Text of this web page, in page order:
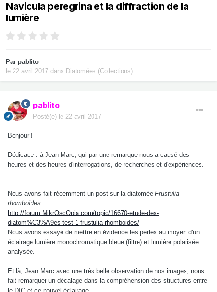
Navicula peregrina et la diffraction de la
lumière
Par pablito
le 22 avril 2017 dans Diatomées (Collections)
pablito
Posté(e) le 22 avril 2017
Bonjour !
Dédicace : à Jean Marc, qui par une remarque nous a causé des
heures et des heures d'interrogations, de recherches et d'expériences.
Nous avons fait récemment un post sur la diatomée Frustulia
rhomboïdes. :
http://forum.MikrOscOpia.com/topic/16670-etude-des-
diatom%C3%A9es-test-1-frustulia-rhomboides/
Nous avons essayé de mettre en évidence les perles au moyen d'un
éclairage lumière monochromatique bleue (filtre) et lumière polarisée
analysée.
Et là, Jean Marc avec une très belle observation de nos images, nous
fait remarquer un décalage dans la compréhension des structures entre
le DIC et ce nouvel éclairage.